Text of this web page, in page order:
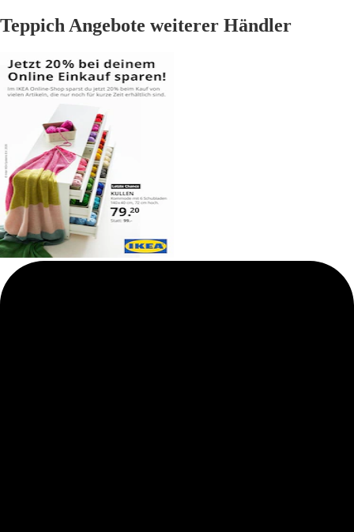
Teppich Angebote weiterer Händler